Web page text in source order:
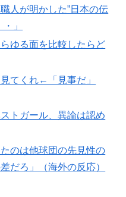
国のイ・ジョンフ」
国サッカー協会による日本
」→「信頼を揺るがす深刻
震、その時の日本の医療
い」→「マジで鳥肌立っ
わないと」「あんな状況
療関係者も同じように行
マイル粉砕の26号弾で逆
人が明かした”日本の伝
」
ゆる面を比較したらど
てくれ←「見事だ」
トガール、異論は認め
のは他球団の先見性の
だろ」（海外の反応）